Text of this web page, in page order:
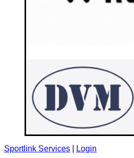
Sportlink Services Login